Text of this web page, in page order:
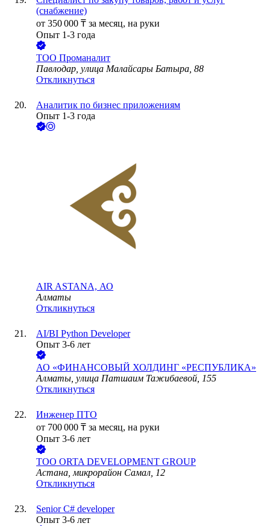
(снабжение)
от 350 000 ₸ за месяц, на руки
Опыт 1-3 года
ТОО Проманалит
Павлодар, улица Малайсары Батыра, 88
Откликнуться
Аналитик по бизнес приложениям
Опыт 1-3 года
AIR ASTANA, АО
Алматы
Откликнуться
AI/BI Python Developer
Опыт 3-6 лет
АО «ФИНАНСОВЫЙ ХОЛДИНГ «РЕСПУБЛИКА»
Алматы, улица Патшаим Тажибаевой, 155
Откликнуться
Инженер ПТО
от 700 000 ₸ за месяц, на руки
Опыт 3-6 лет
ТОО ORTA DEVELOPMENT GROUP
Астана, микрорайон Самал, 12
Откликнуться
Senior C# developer
Опыт 3-6 лет